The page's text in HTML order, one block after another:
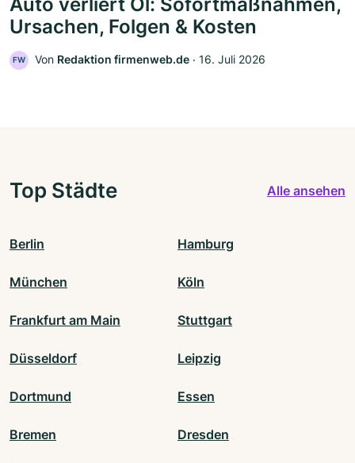
Ursachen, Folgen & Kosten
FW Von Redaktion firmenweb.de ‧ 16. Juli 2026
Top Städte Alle ansehen
Berlin Hamburg
München Köln
Frankfurt am Main Stuttgart
Düsseldorf Leipzig
Dortmund Essen
Bremen Dresden